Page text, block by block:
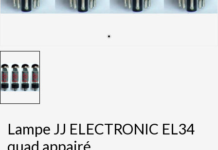
Lampe JJ ELECTRONIC EL34
quad appairé